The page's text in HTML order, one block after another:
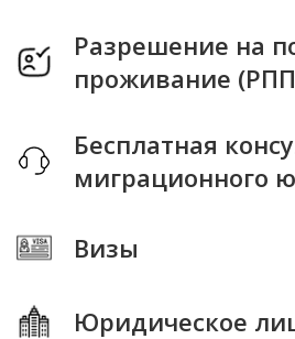
Разрешение на
проживание
Бесплатная
миграционного
Визы
Юридическое